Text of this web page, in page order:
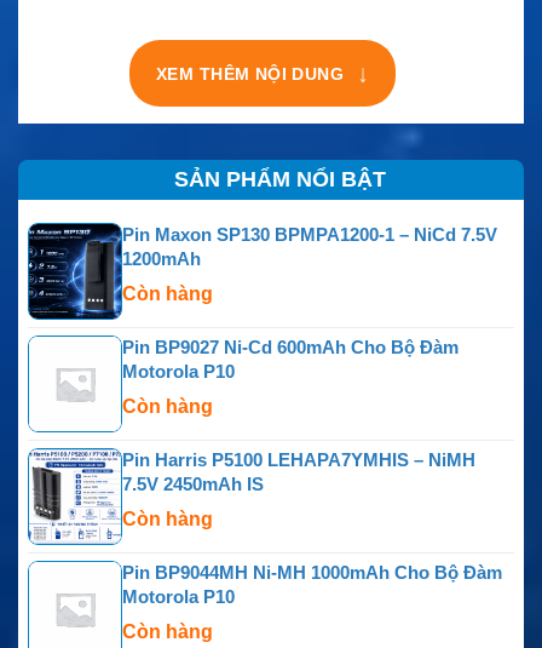
XEM THÊM NỘI DUNG ↓
SẢN PHẨM NỔI BẬT
Pin Maxon SP130 BPMPA1200-1 – NiCd 7.5V
1200mAh
Còn hàng
Pin BP9027 Ni-Cd 600mAh Cho Bộ Đàm
Motorola P10
Còn hàng
Pin Harris P5100 LEHAPA7YMHIS – NiMH
7.5V 2450mAh IS
Còn hàng
Pin BP9044MH Ni-MH 1000mAh Cho Bộ Đàm
Motorola P10
Còn hàng